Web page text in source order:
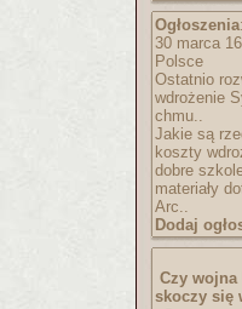
Ogłoszenia:
30 marca
Polsce
Ostatnio
wdrożenie
chmu..
Jakie są
koszty
dobre
materiały
Arc..
Dodaj
Czy wojna
skoczy się